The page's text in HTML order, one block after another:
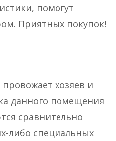
помогут
Приятных покупок!
хозяев и
данного помещения
сравнительно
либо специальных